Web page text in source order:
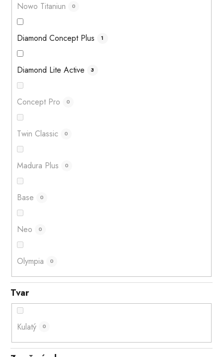
Nowo Titaniun 0
Diamond Concept Plus 1
Diamond Lite Active 3
Concept Pro 0
Twin Classic 0
Madura Plus 0
Base 0
Neo 0
Olympia 0
Tvar
Kulatý 0